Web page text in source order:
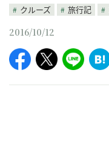
クルーズ
旅行記
2016/10/12